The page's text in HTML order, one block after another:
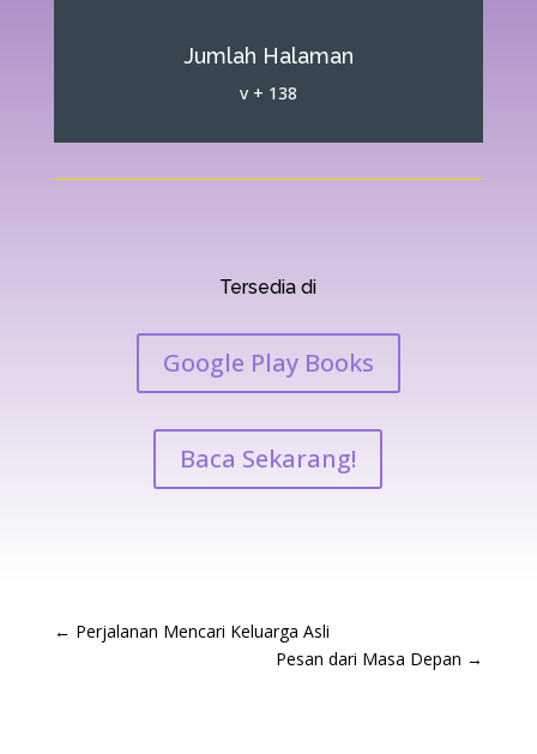
Jumlah Halaman
v + 138
Tersedia di
Google Play Books
Baca Sekarang!
← Perjalanan Mencari Keluarga Asli
Pesan dari Masa Depan →